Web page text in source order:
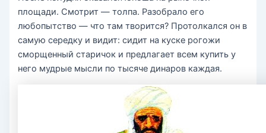
площади. Смотрит — толпа. Разобрало его
любопытство — что там творится? Протолкался он в
самую середку и видит: сидит на куске рогожи
сморщенный старичок и предлагает всем купить у
него мудрые мысли по тысяче динаров каждая.